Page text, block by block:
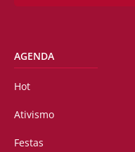
AGENDA
Hot
Ativismo
Festas